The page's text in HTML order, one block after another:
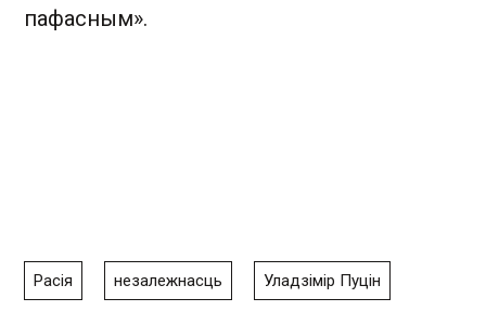
пафасным».
Расія незалежнасць Уладзімір Пуцін